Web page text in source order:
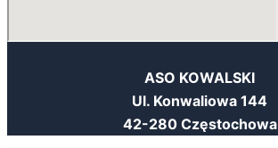
ASO KOWALSKI
Ul. Konwaliowa 144
42-280 Częstochowa